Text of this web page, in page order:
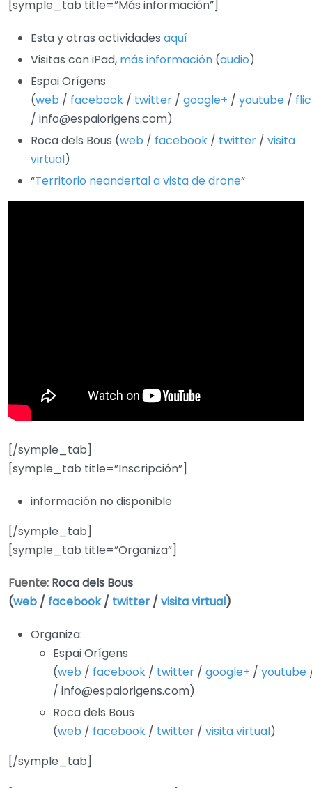
[symple_tab title=”Más información”]
Esta y otras actividades aquí
Visitas con iPad, más información (audio)
Espai Orígens
(web / facebook / twitter / google+ / youtube /
/ info@espaiorigens.com)
Roca dels Bous (web / facebook / twitter / visita
virtual)
“Territorio neandertal a vista de drone“
[/symple_tab]
[symple_tab title=”Inscripción”]
información no disponible
[/symple_tab]
[symple_tab title=”Organiza”]
Fuente: Roca dels Bous
(web / facebook/ twitter / visita virtual)
Organiza:
Espai Orígens
(web / facebook / twitter / google+ / youtube
/ info@espaiorigens.com)
Roca dels Bous
(web / facebook / twitter / visita virtual)
[/symple_tab]